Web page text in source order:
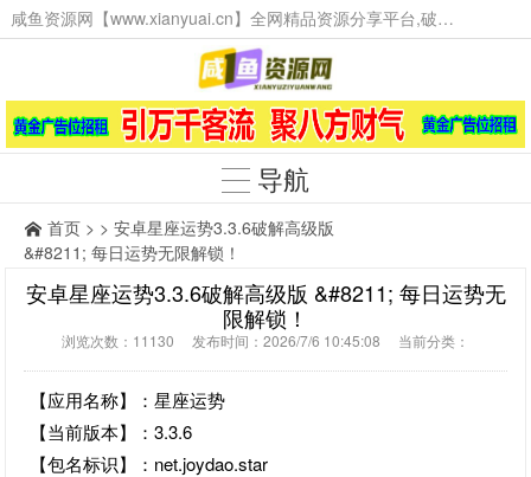
咸鱼资源网【www.xianyuai.cn】全网精品资源分享平台,破解软件,技术源码,火爆项目,工具辅助,这里无所不有。
导航
首页 > > ‌安卓星座运势3.3.6破解高级版
&#8211; 每日运势无限解锁！‌
‌安卓星座运势3.3.6破解高级版 &#8211; 每日运势无
限解锁！‌
浏览次数：11130 发布时间：2026/7/6 10:45:08 当前分类：
【应用名称】：星座运势
【当前版本】：3.3.6
【包名标识】：net.joydao.star